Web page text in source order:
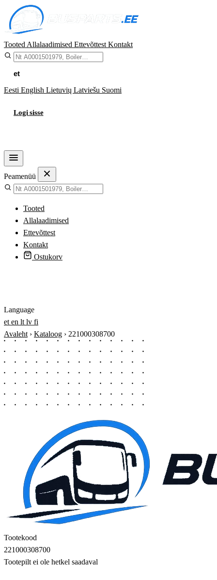
Tooted Allalaadimised Ettevõttest Kontakt
et
Eesti English Lietuvių Latviešu Suomi
Logi sisse
Peamenüü
Tooted
Allalaadimised
Ettevõttest
Kontakt
Ostukorv
Language
et en lt lv fi
Avaleht › Kataloog › 221000308700
Tootekood
221000308700
Tootepilt ei ole hetkel saadaval